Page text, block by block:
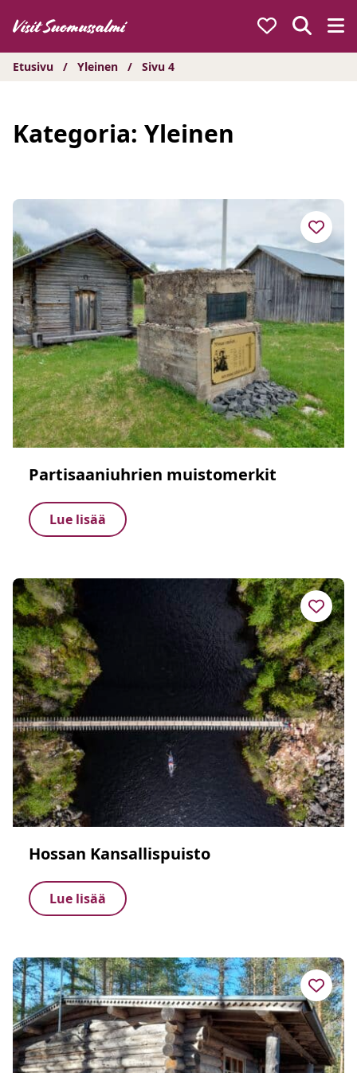
sisältöön
Etusivu / Yleinen / Sivu 4
Kategoria: Yleinen
Partisaaniuhrien muistomerkit
Lue lisää
Hossan Kansallispuisto
Lue lisää